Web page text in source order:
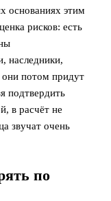
основаниях этим
рисков: есть
наследники,
они потом придут
подтвердить
в расчёт не
звучат очень
по